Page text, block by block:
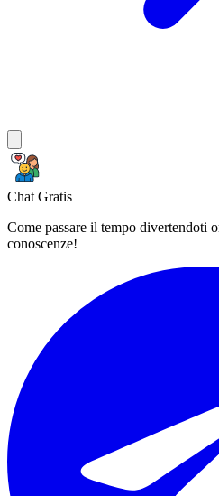
Chat Gratis
Come passare il tempo divertendoti
conoscenze!